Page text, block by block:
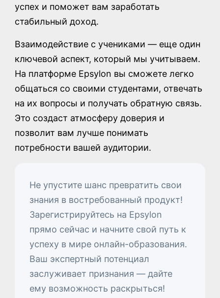
успех и поможет вам заработать
стабильный доход.
Взаимодействие с учениками — еще один
ключевой аспект, который мы учитываем.
На платформе Epsylon вы сможете легко
общаться со своими студентами, отвечать
на их вопросы и получать обратную связь.
Это создаст атмосферу доверия и
позволит вам лучше понимать
потребности вашей аудитории.
Не упустите шанс превратить свои
знания в востребованный продукт!
Зарегистрируйтесь на Epsylon
прямо сейчас и начните свой путь к
успеху в мире онлайн-образования.
Ваш экспертный потенциал
заслуживает признания — дайте
ему возможность раскрыться!